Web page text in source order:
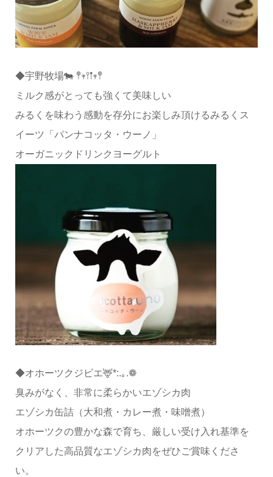
◆宇野牧場🐄 𖤣𖥧𖥣𖡡𖥧𖤣
ミルク感がとっても強くて美味しい
みるくを味わう感動を存分にお楽しみ頂けるみるくス
イーツ「パンナコッタ・ウーノ」
オーガニックドリンクヨーグルト
◆オホーツクジビエ🦌*:.｡.❁
臭みがなく、非常に柔らかいエゾシカ肉
エゾシカ缶詰（大和煮・カレー煮・味噌煮）
オホーツクの豊かな森で育ち、厳しい受け入れ基準を
クリアした高品質なエゾシカ肉をぜひご賞味くださ
い。